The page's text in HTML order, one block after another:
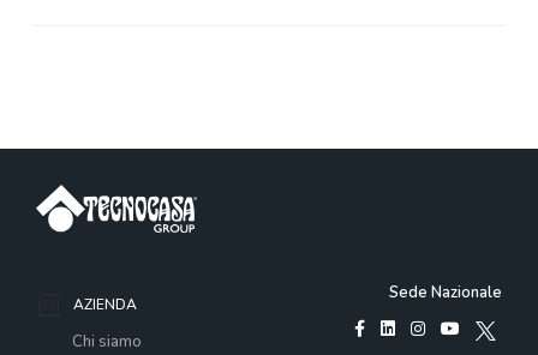
AZIENDA
Chi siamo
Sede Nazionale